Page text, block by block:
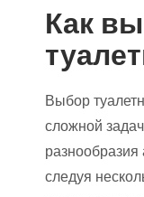
Как
Выбор
сложной
следуя